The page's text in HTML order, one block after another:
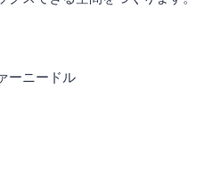
ーニードル